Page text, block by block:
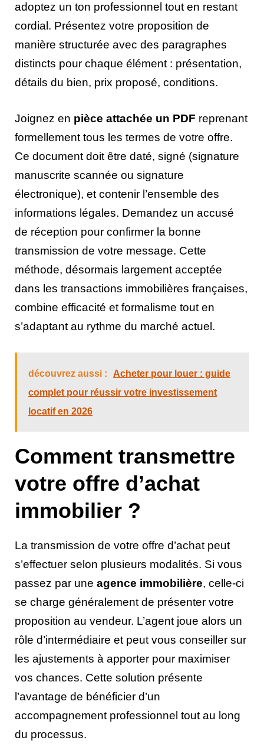
adoptez un ton professionnel tout en restant
cordial. Présentez votre proposition de
manière structurée avec des paragraphes
distincts pour chaque élément : présentation,
détails du bien, prix proposé, conditions.
Joignez en pièce attachée un PDF reprenant
formellement tous les termes de votre offre.
Ce document doit être daté, signé (signature
manuscrite scannée ou signature
électronique), et contenir l’ensemble des
informations légales. Demandez un accusé
de réception pour confirmer la bonne
transmission de votre message. Cette
méthode, désormais largement acceptée
dans les transactions immobilières françaises,
combine efficacité et formalisme tout en
s’adaptant au rythme du marché actuel.
découvrez aussi :
Acheter pour louer : guide
complet pour réussir votre investissement
locatif en 2026
Comment transmettre
votre offre d’achat
immobilier ?
La transmission de votre offre d’achat peut
s’effectuer selon plusieurs modalités. Si vous
passez par une agence immobilière, celle-ci
se charge généralement de présenter votre
proposition au vendeur. L’agent joue alors un
rôle d’intermédiaire et peut vous conseiller sur
les ajustements à apporter pour maximiser
vos chances. Cette solution présente
l’avantage de bénéficier d’un
accompagnement professionnel tout au long
du processus.